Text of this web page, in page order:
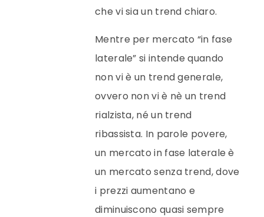
che vi sia un trend chiaro.
Mentre per mercato “in fase
laterale” si intende quando
non vi è un trend generale,
ovvero non vi è nè un trend
rialzista, né un trend
ribassista. In parole povere,
un mercato in fase laterale è
un mercato senza trend, dove
i prezzi aumentano e
diminuiscono quasi sempre